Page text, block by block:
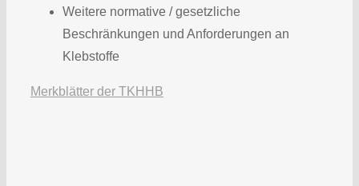
Weitere normative / gesetzliche
Beschränkungen und Anforderungen an
Klebstoffe
Merkblätter der TKHHB